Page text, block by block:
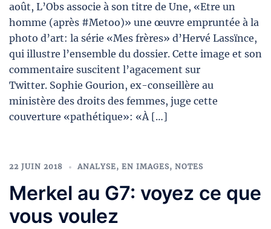
août, L’Obs associe à son titre de Une, «Etre un
homme (après #Metoo)» une œuvre empruntée à la
photo d’art: la série «Mes frères» d’Hervé Lassïnce,
qui illustre l’ensemble du dossier. Cette image et son
commentaire suscitent l’agacement sur
Twitter. Sophie Gourion, ex-conseillère au
ministère des droits des femmes, juge cette
couverture «pathétique»: «À […]
22 JUIN 2018 ANALYSE, EN IMAGES, NOTES
Merkel au G7: voyez ce que
vous voulez